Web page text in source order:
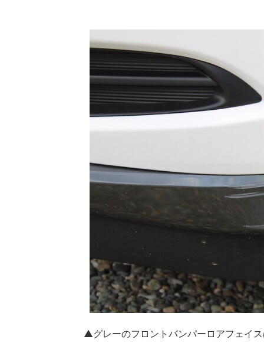
▲グレーのフロントバンパーロアフェイ